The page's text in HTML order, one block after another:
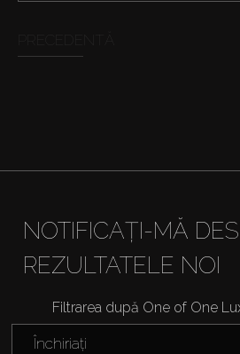
Agenți
About Us
NOTIFICAȚI-MĂ
REZULTATELE NOI
Filtrarea după One of One
Închiriați